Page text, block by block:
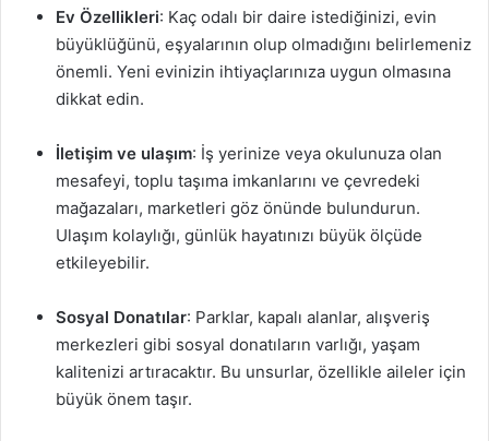
Ev Özellikleri: Kaç odalı bir daire istediğinizi, evin
büyüklüğünü, eşyalarının olup olmadığını belirlemeniz
önemli. Yeni evinizin ihtiyaçlarınıza uygun olmasına
dikkat edin.
İletişim ve ulaşım: İş yerinize veya okulunuza olan
mesafeyi, toplu taşıma imkanlarını ve çevredeki
mağazaları, marketleri göz önünde bulundurun.
Ulaşım kolaylığı, günlük hayatınızı büyük ölçüde
etkileyebilir.
Sosyal Donatılar: Parklar, kapalı alanlar, alışveriş
merkezleri gibi sosyal donatıların varlığı, yaşam
kalitenizi artıracaktır. Bu unsurlar, özellikle aileler için
büyük önem taşır.